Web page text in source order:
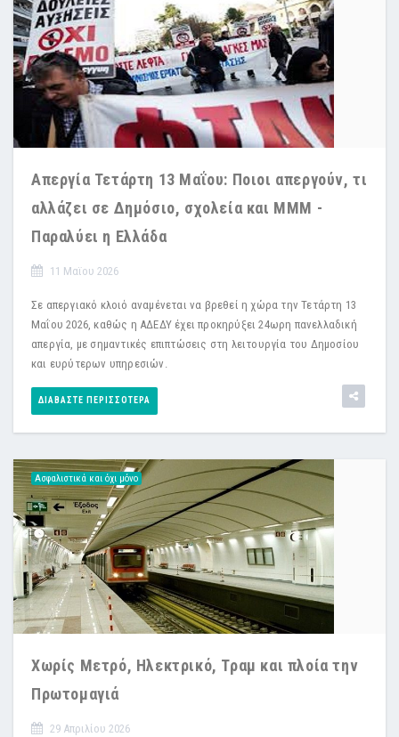
Απεργία Τετάρτη 13 Μαΐου: Ποιοι απεργούν, τι
αλλάζει σε Δημόσιο, σχολεία και ΜΜΜ -
Παραλύει η Ελλάδα
11 Μαϊου 2026
Σε απεργιακό κλοιό αναμένεται να βρεθεί η χώρα την Τετάρτη 13
Μαΐου 2026, καθώς η ΑΔΕΔΥ έχει προκηρύξει 24ωρη πανελλαδική
απεργία, με σημαντικές επιπτώσεις στη λειτουργία του Δημοσίου
και ευρύτερων υπηρεσιών.
ΔΙΑΒΆΣΤΕ ΠΕΡΙΣΣΌΤΕΡΑ
Ασφαλιστικά και όχι μόνο
Χωρίς Μετρό, Ηλεκτρικό, Τραμ και πλοία την
Πρωτομαγιά
29 Απριλίου 2026